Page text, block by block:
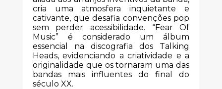
cria uma atmosfera inquietante e
cativante, que desafia convenções pop
sem perder acessibilidade. “Fear Of
Music” é considerado um álbum
essencial na discografia dos Talking
Heads, evidenciando a criatividade e a
originalidade que os tornaram uma das
bandas mais influentes do final do
século XX.